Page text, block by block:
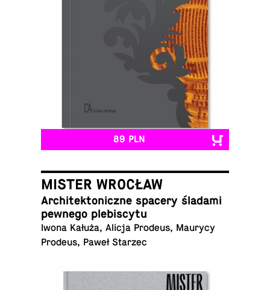
89 PLN
MISTER WROCŁAW
Ar­chi­tek­to­nicz­ne spacery śladami
pewnego plebiscytu
Iwona Kałuża, Alicja Prodeus, Maurycy
Prodeus, Paweł Starzec